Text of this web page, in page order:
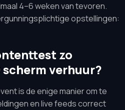
4–6 weken van tevoren.
opstellingen:
zo
scherm verhuur?
is de enige manier om te
en live feeds correct